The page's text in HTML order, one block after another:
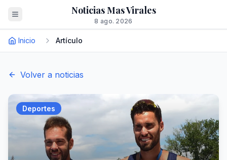
Noticias Mas Virales
8 ago. 2026
Inicio Artículo
Volver a noticias
Deportes